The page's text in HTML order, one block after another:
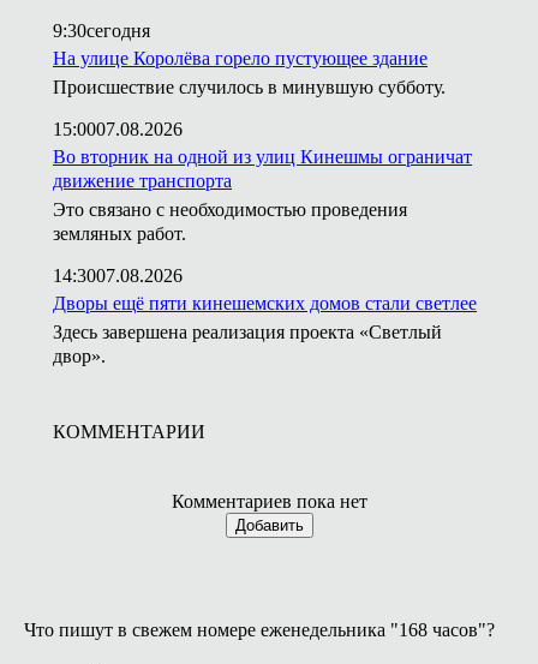
9:30сегодня
На улице Королёва горело пустующее здание
Происшествие случилось в минувшую субботу.
15:0007.08.2026
Во вторник на одной из улиц Кинешмы ограничат
движение транспорта
Это связано с необходимостью проведения
земляных работ.
14:3007.08.2026
Дворы ещё пяти кинешемских домов стали светлее
Здесь завершена реализация проекта «Светлый
двор».
КОММЕНТАРИИ
Комментариев пока нет
Добавить
Что пишут в свежем номере еженедельника "168 часов"?